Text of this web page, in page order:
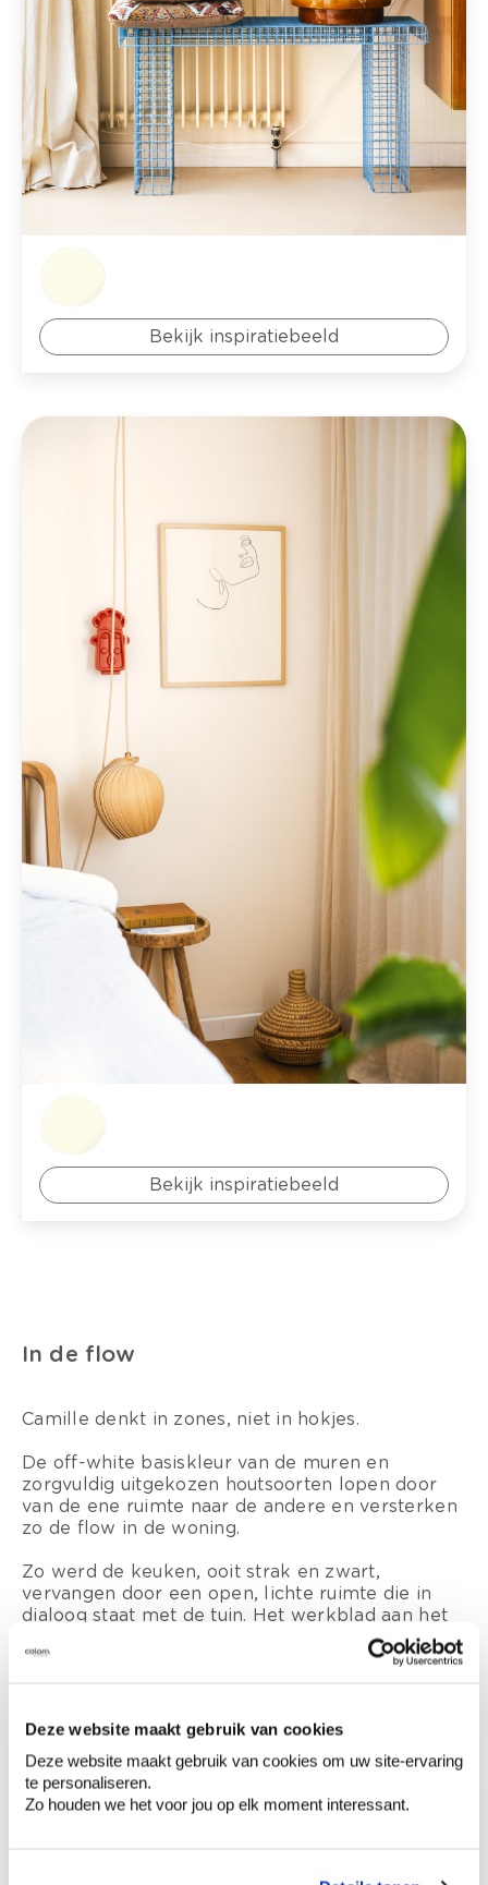
Deze website maakt gebruik van cookies
Deze website maakt gebruik van cookies om uw site-ervaring
te personaliseren.
Zo houden we het voor jou op elk moment interessant.
Bekijk inspiratiebeeld
Bekijk inspiratiebeeld
In de flow
Camille denkt in zones, niet in hokjes.
De off-white basiskleur van de muren en
zorgvuldig uitgekozen houtsoorten lopen door
van de ene ruimte naar de andere en versterken
zo de flow in de woning.
Zo werd de keuken, ooit strak en zwart,
vervangen door een open, lichte ruimte die in
dialoog staat met de tuin. Het werkblad aan het
grote raam is vandaag de lievelingsplek van
Camille.